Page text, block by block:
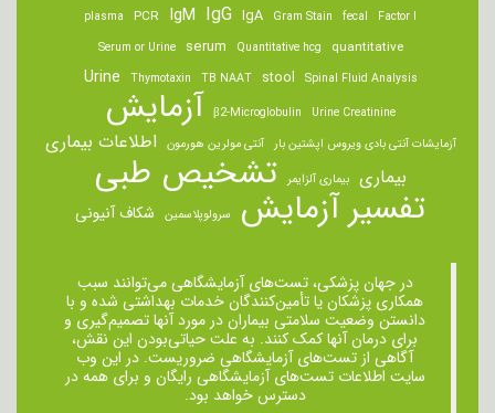
Factor I
fecal
Gram Stain
IgA
IgG
IgM
PCR
plasma
quantitative
Quantitative hcg
serum
Serum or Urine
Spinal Fluid Analysis
stool
TB NAAT
Thymotaxin
Urine
Urine Creatinine
β2-Microglobulin آزمایش
آزمایشات آنتی بادی ویروس اپشتین بار آنتی مولرین هورمون اطلاعات بیماری
بیماری بیماری آلزایمر تشخیص طبی
تفسیر آزمایش سرولوپلاسمین شکاف آنیونی
در جهان پزشکی، تست‌های آزمایشگاهی می‌توانند سبب
همکاری پزشکان یا تأمین‌کنندگان خدمات بهداشتی شده و با
دانستن وضعیت سلامتی بیماران در مورد آنها تصمیم‌گیری و
برای درمان ‌آنها کمک کنند. به علت حیاتی‌بودن این نقش،
آگاهی از تست‌های آزمایشگاهی ضروریست. در این وب
سایت اطلاعات تست‌های آزمایشگاهی رایگان و برای همه در
دسترس خواهد بود.